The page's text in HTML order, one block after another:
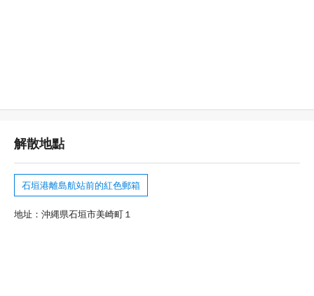
解散地點
石垣港離島航站前的紅色郵箱
地址：沖縄県石垣市美崎町１